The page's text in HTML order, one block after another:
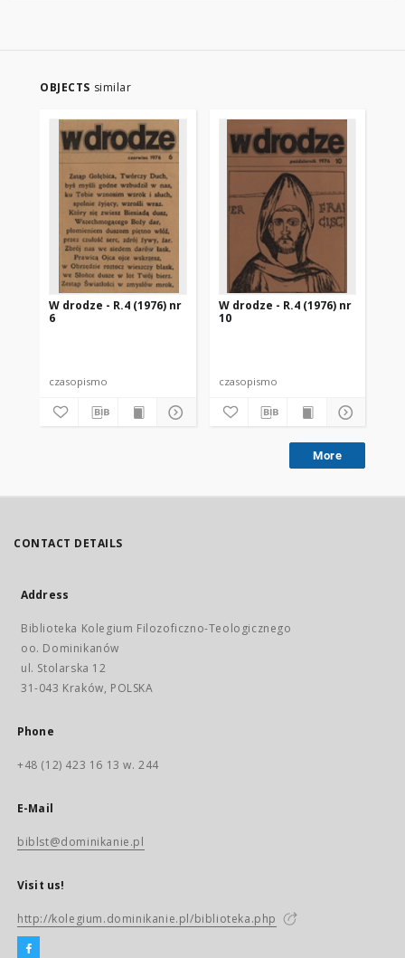
OBJECTS similar
W drodze - R.4 (1976) nr
6
czasopismo
W drodze - R.4 (1976) nr
10
czasopismo
More
CONTACT DETAILS
Address
Biblioteka Kolegium Filozoficzno-Teologicznego
oo. Dominikanów
ul. Stolarska 12
31-043 Kraków, POLSKA
Phone
+48 (12) 423 16 13 w. 244
E-Mail
biblst@dominikanie.pl
Visit us!
http://kolegium.dominikanie.pl/biblioteka.php